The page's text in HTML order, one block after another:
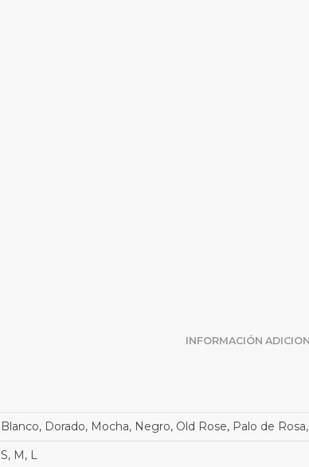
INFORMACIÓN
Blanco, Dorado, Mocha, Negro, Old Rose, Palo de
S, M, L